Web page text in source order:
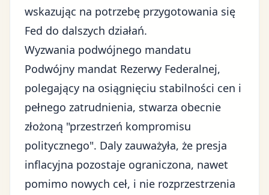
wskazując na potrzebę przygotowania się
Fed do dalszych działań.
Wyzwania podwójnego mandatu
Podwójny mandat Rezerwy Federalnej,
polegający na osiągnięciu stabilności cen i
pełnego zatrudnienia, stwarza obecnie
złożoną "przestrzeń kompromisu
politycznego". Daly zauważyła, że presja
inflacyjna pozostaje ograniczona, nawet
pomimo nowych ceł, i nie rozprzestrzenia